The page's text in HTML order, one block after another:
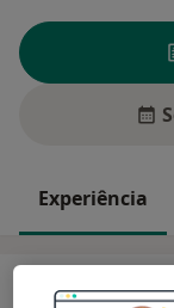
Experiência
Experiência